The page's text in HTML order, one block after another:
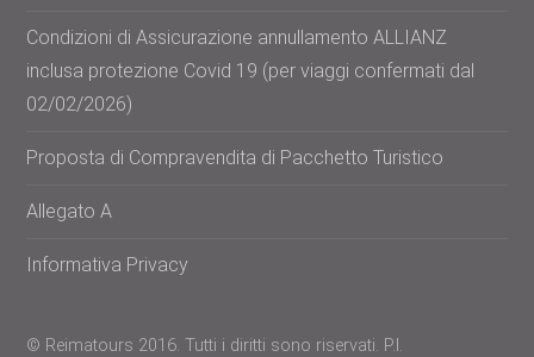
Condizioni di Assicurazione annullamento ALLIANZ
inclusa protezione Covid 19 (per viaggi confermati dal
02/02/2026)
Proposta di Compravendita di Pacchetto Turistico
Allegato A
Informativa Privacy
© Reimatours 2016. Tutti i diritti sono riservati. P.I.